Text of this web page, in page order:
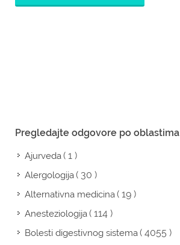
Pregledajte odgovore po oblastima
Ajurveda( 1 )
Alergologija( 30 )
Alternativna medicina( 19 )
Anesteziologija( 114 )
Bolesti digestivnog sistema( 4055 )